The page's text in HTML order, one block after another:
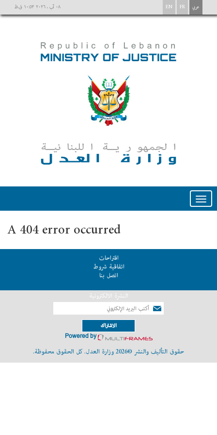
٠٨ آب ، ٢٠٢٦ ١٠:٥٣ ق.ظ EN FR عربي
Toggle
A 404 error occurred
اقتراحات
اتفاقية شروط
اتصل بنا
النشرة الالكترونية
الاشتراك
Powered by
حقوق التأليف والنشر ©2026 وزارة العدل. كل الحقوق محفوظة.